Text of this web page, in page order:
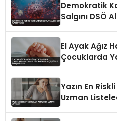
Demokratik
Salgını DSÖ
El Ayak Ağız
Çocuklarda
Yazın En
Uzman